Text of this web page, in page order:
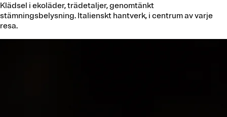
Klädsel i ekoläder, trädetaljer, genomtänkt
stämningsbelysning. Italienskt hantverk, i centrum av varje
resa.